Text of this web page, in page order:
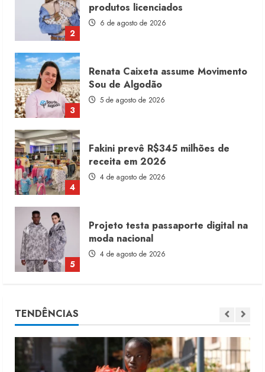
2
produtos licenciados
6 de agosto de 2026
3
Renata Caixeta assume Movimento
Sou de Algodão
5 de agosto de 2026
4
Fakini prevê R$345 milhões de
receita em 2026
4 de agosto de 2026
5
Projeto testa passaporte digital na
moda nacional
4 de agosto de 2026
1
TENDÊNCIAS